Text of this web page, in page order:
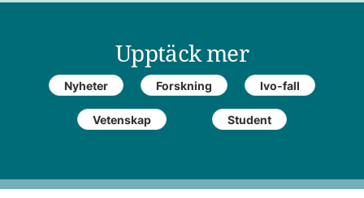
Upptäck mer
Nyheter Forskning Ivo-fall
Vetenskap Student